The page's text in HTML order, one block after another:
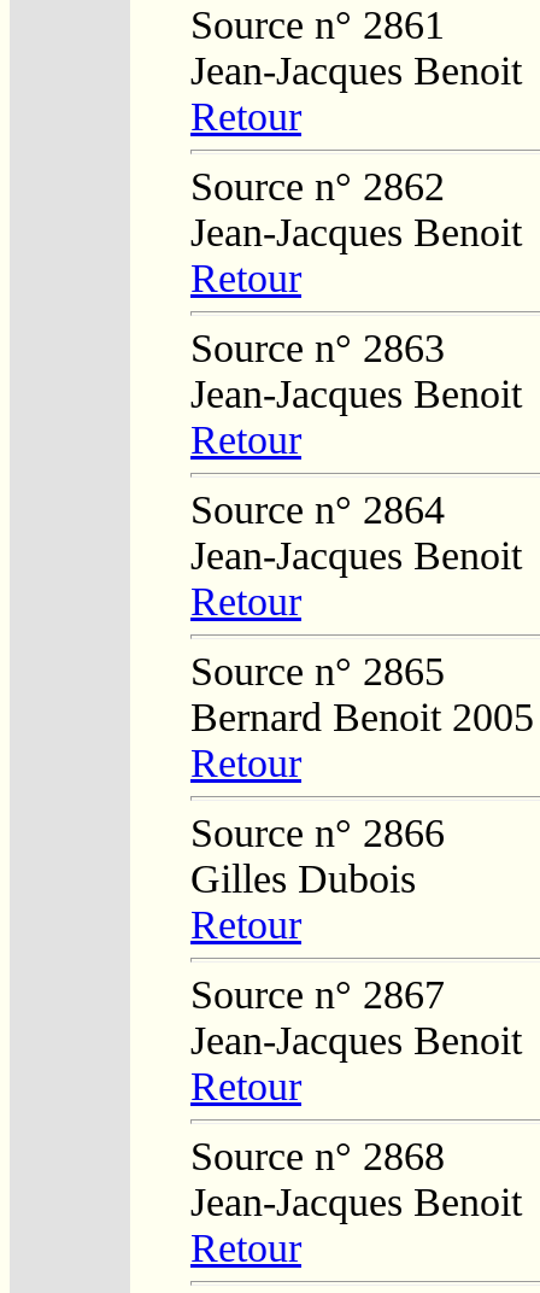
Source n° 2861
Jean-Jacques Benoit
Retour
Source n° 2862
Jean-Jacques Benoit
Retour
Source n° 2863
Jean-Jacques Benoit
Retour
Source n° 2864
Jean-Jacques Benoit
Retour
Source n° 2865
Bernard Benoit 2005
Retour
Source n° 2866
Gilles Dubois
Retour
Source n° 2867
Jean-Jacques Benoit
Retour
Source n° 2868
Jean-Jacques Benoit
Retour